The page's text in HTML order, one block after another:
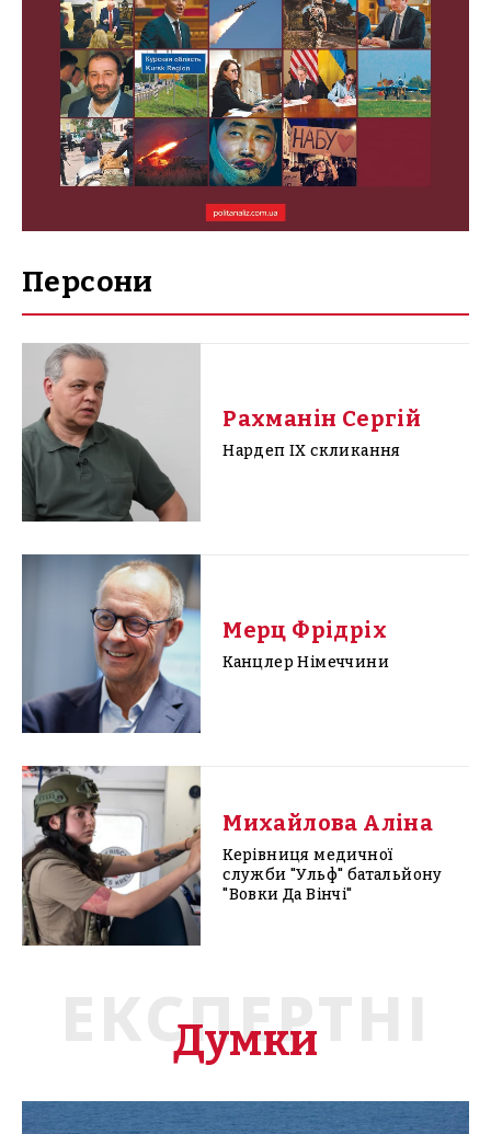
Персони
Рахманін Сергій
Нардеп IX скликання
Мерц Фрідріх
Канцлер Німеччини
Михайлова Аліна
Керівниця медичної
служби "Ульф" батальйону
"Вовки Да Вінчі"
ЕКСПЕРТНІ
Думки